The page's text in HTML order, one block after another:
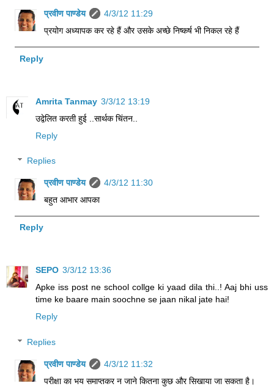
प्रवीण पाण्डेय
4/3/12 11:29
प्रयोग अध्यापक कर रहे हैं और उसके अच्छे निष्कर्ष भी निकल रहे हैं
Reply
Amrita Tanmay 3/3/12 13:19
उद्वेलित करती हुई ..सार्थक चिंतन..
Reply
Replies
प्रवीण पाण्डेय
4/3/12 11:30
बहुत आभार आपका
Reply
SEPO 3/3/12 13:36
Apke iss post ne school collge ki yaad dila thi..! Aaj bhi uss
time ke baare main soochne se jaan nikal jate hai!
Reply
Replies
प्रवीण पाण्डेय
4/3/12 11:32
परीक्षा का भय समाप्तकर न जाने कितना कुछ और सिखाया जा सकता है।